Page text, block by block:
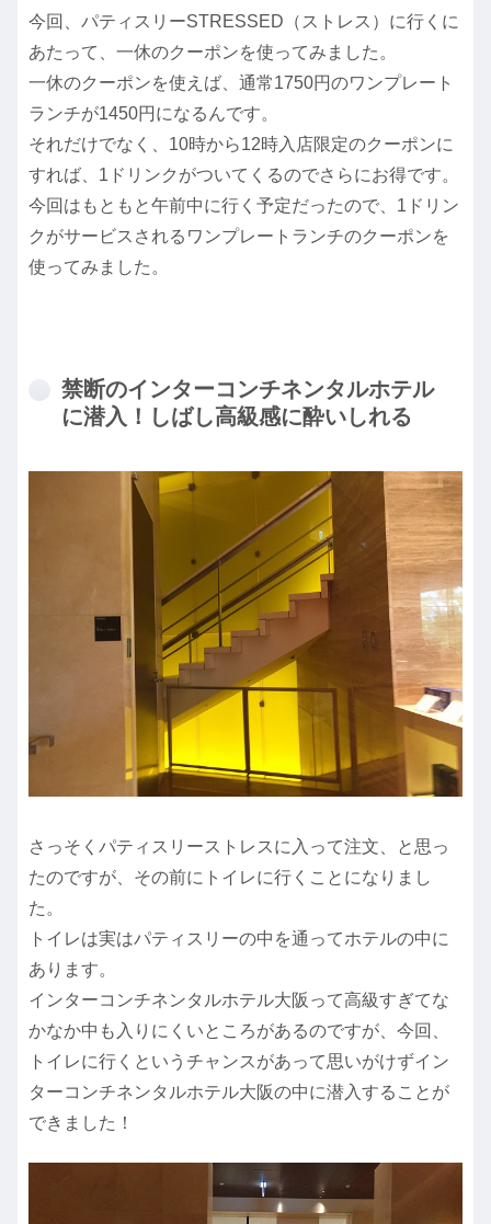
今回、パティスリーSTRESSED（ストレス）に行くに
あたって、一休のクーポンを使ってみました。
一休のクーポンを使えば、通常1750円のワンプレート
ランチが1450円になるんです。
それだけでなく、10時から12時入店限定のクーポンに
すれば、1ドリンクがついてくるのでさらにお得です。
今回はもともと午前中に行く予定だったので、1ドリン
クがサービスされるワンプレートランチのクーポンを
使ってみました。
禁断のインターコンチネンタルホテル
に潜入！しばし高級感に酔いしれる
さっそくパティスリーストレスに入って注文、と思っ
たのですが、その前にトイレに行くことになりまし
た。
トイレは実はパティスリーの中を通ってホテルの中に
あります。
インターコンチネンタルホテル大阪って高級すぎてな
かなか中も入りにくいところがあるのですが、今回、
トイレに行くというチャンスがあって思いがけずイン
ターコンチネンタルホテル大阪の中に潜入することが
できました！